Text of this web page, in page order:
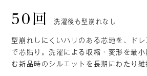
50回 洗濯後も型崩れなし
型崩れしにくいハリのある芯地を、ド
で芯貼り。洗濯による収縮・変形を最
む新品時のシルエットを長期にわたり維